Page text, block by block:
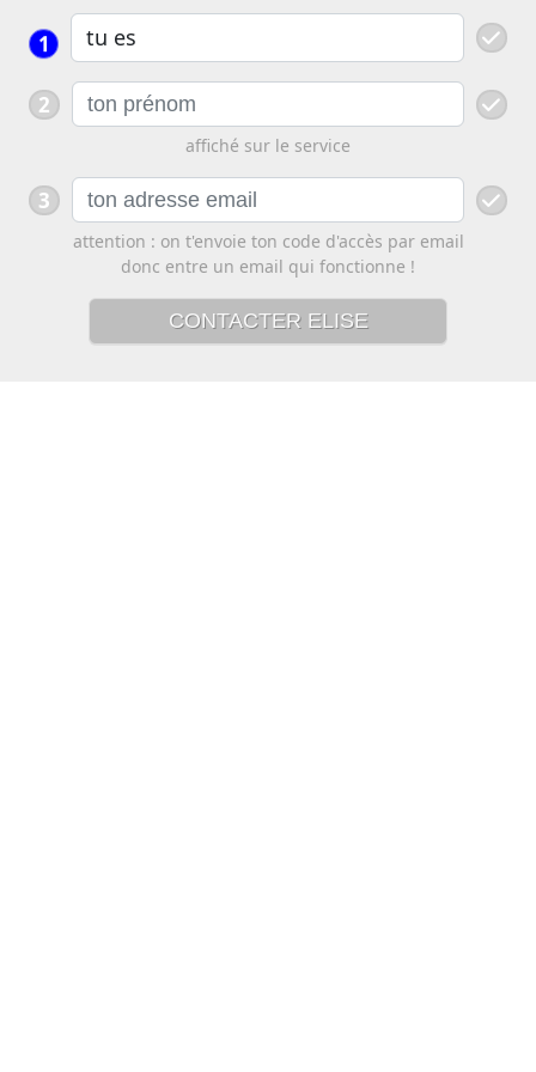
1
2
affiché sur le service
3
attention : on t'envoie ton code d'accès par email
donc entre un email qui fonctionne !
CONTACTER ELISE